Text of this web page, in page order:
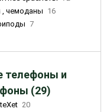
, чемоданы 16
7
телефоны и
(29)
teXet 20